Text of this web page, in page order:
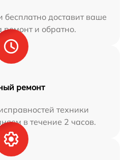
доставит ваше
ремонт и обратно.
ремонт
техники
в течение 2 часов.